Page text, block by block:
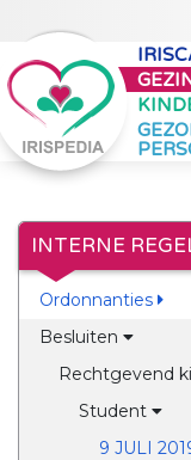
INTERNE
Ordonnanties
Besluiten
Rechtgevend
Student
9 JULI